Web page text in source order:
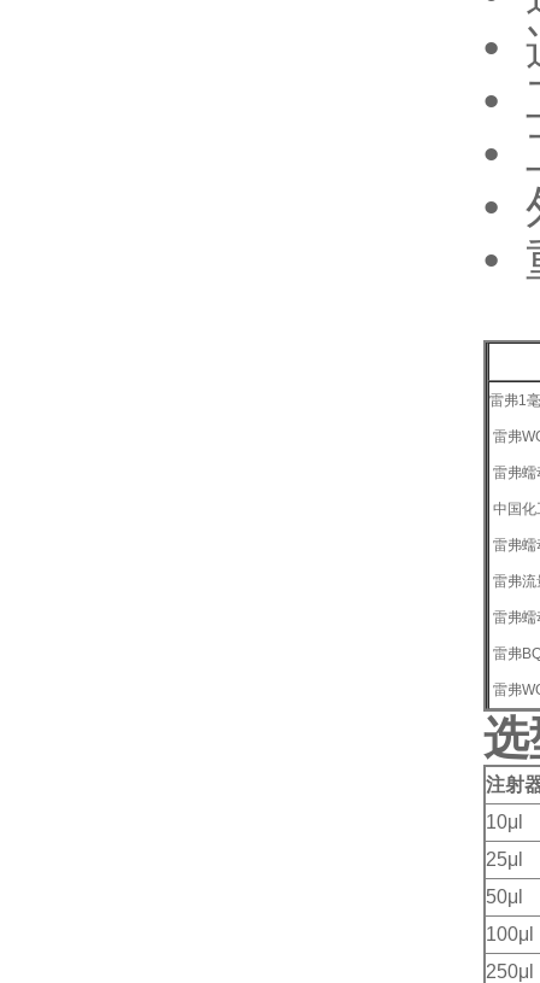
•
•
•
•
•
雷弗1
雷弗
雷弗蠕
中国化
雷弗蠕
雷弗流
雷弗蠕
雷弗
雷弗
选
注射
10μl
25μl
50μl
100μl
250μl